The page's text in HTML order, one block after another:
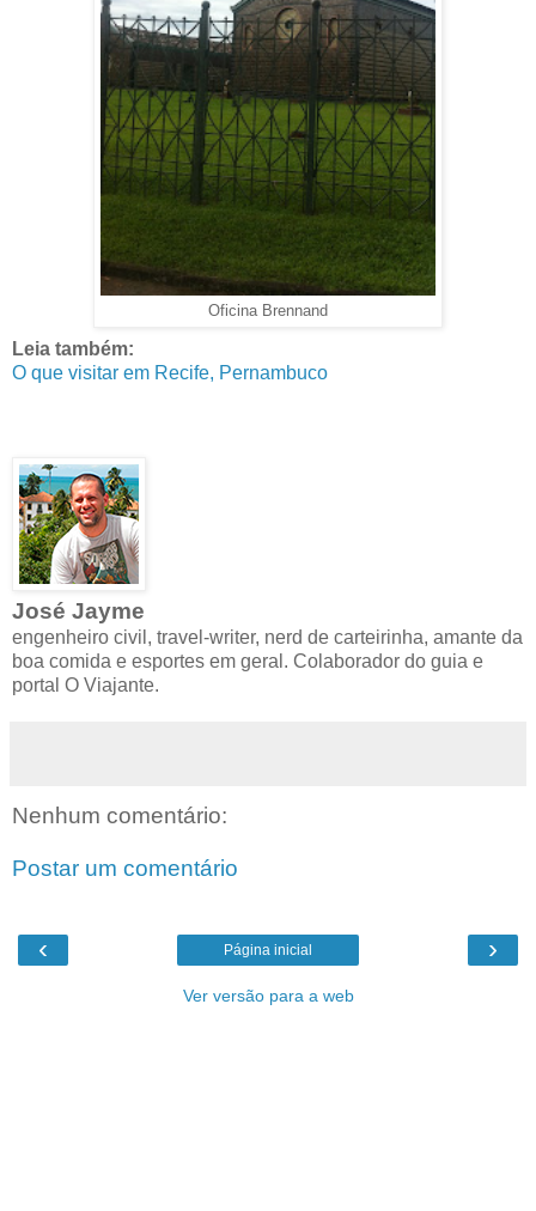
Oficina Brennand
Leia também:
O que visitar em Recife, Pernambuco
José Jayme
engenheiro civil, travel-writer, nerd de carteirinha, amante da
boa comida e esportes em geral. Colaborador do guia e
portal O Viajante.
Nenhum comentário:
Postar um comentário
‹ ›
Página inicial
Ver versão para a web